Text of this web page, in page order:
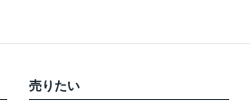
売りたい